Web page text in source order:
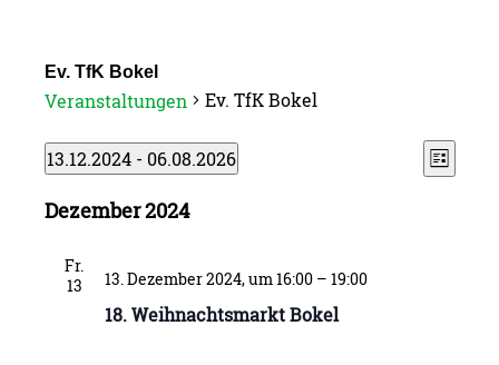
Ev. TfK Bokel
Veranstaltungen Ev. TfK Bokel
Veranstaltungen Liste
13.12.2024 - 06.08.2026
wählen.
Dezember 2024
Fr.
13
18. Weihnachtsmarkt Bokel
13. Dezember 2024, um 16:00– 19:00